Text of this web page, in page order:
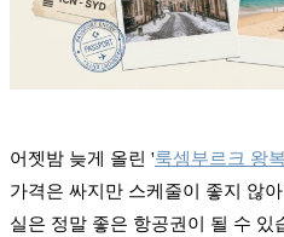
어젯밤 늦게 올린 '룩셈부르크 왕
가격은 싸지만 스케줄이 좋지 않
실은 정말 좋은 항공권이 될 수 있